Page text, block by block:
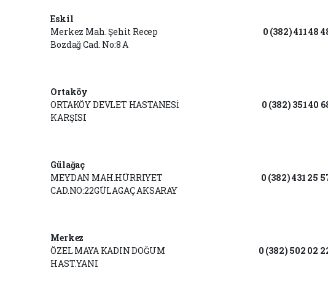
Eskil
Merkez Mah. Şehit Recep
Bozdağ Cad. No:8 A
0 (382) 411 48
Ortaköy
ORTAKÖY DEVLET HASTANESİ
KARŞISI
0 (382) 351 40
Gülağaç
MEYDAN MAH.HÜRRIYET
CAD.NO:22GÜLAGAÇ AKSARAY
0 (382) 431 25
Merkez
ÖZEL MAYA KADIN DOĞUM
HAST.YANI
0 (382) 502 02